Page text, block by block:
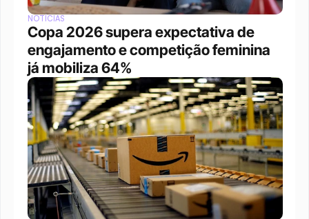
NOTÍCIAS
Copa 2026 supera expectativa de
engajamento e competição feminina
já mobiliza 64%